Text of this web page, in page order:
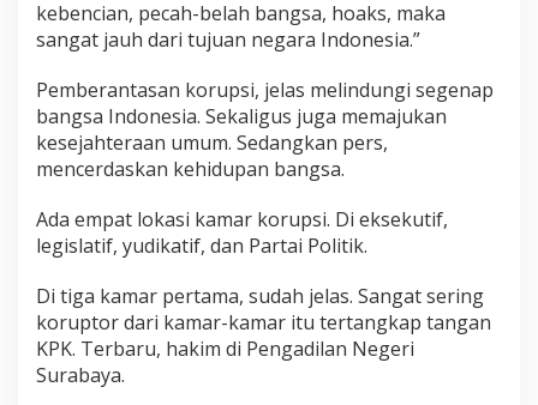
kebencian, pecah-belah bangsa, hoaks, maka
sangat jauh dari tujuan negara Indonesia.”
Pemberantasan korupsi, jelas melindungi segenap
bangsa Indonesia. Sekaligus juga memajukan
kesejahteraan umum. Sedangkan pers,
mencerdaskan kehidupan bangsa.
Ada empat lokasi kamar korupsi. Di eksekutif,
legislatif, yudikatif, dan Partai Politik.
Di tiga kamar pertama, sudah jelas. Sangat sering
koruptor dari kamar-kamar itu tertangkap tangan
KPK. Terbaru, hakim di Pengadilan Negeri
Surabaya.